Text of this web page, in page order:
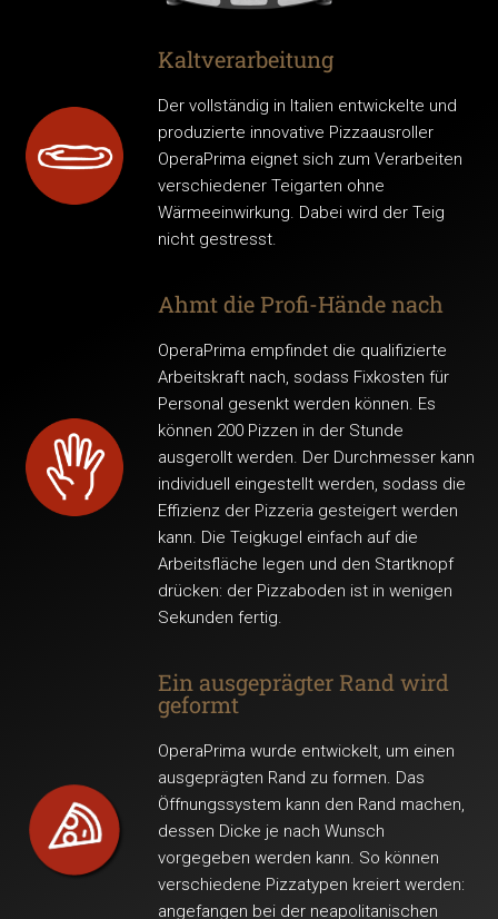
Kaltverarbeitung
Der vollständig in Italien entwickelte und
produzierte innovative Pizzaausroller
OperaPrima eignet sich zum Verarbeiten
verschiedener Teigarten ohne
Wärmeeinwirkung. Dabei wird der Teig
nicht gestresst.
Ahmt die Profi-Hände nach
OperaPrima empfindet die qualifizierte
Arbeitskraft nach, sodass Fixkosten für
Personal gesenkt werden können. Es
können 200 Pizzen in der Stunde
ausgerollt werden. Der Durchmesser kann
individuell eingestellt werden, sodass die
Effizienz der Pizzeria gesteigert werden
kann. Die Teigkugel einfach auf die
Arbeitsfläche legen und den Startknopf
drücken: der Pizzaboden ist in wenigen
Sekunden fertig.
Ein ausgeprägter Rand wird
geformt
OperaPrima wurde entwickelt, um einen
ausgeprägten Rand zu formen. Das
Öffnungssystem kann den Rand machen,
dessen Dicke je nach Wunsch
vorgegeben werden kann. So können
verschiedene Pizzatypen kreiert werden:
angefangen bei der neapolitanischen